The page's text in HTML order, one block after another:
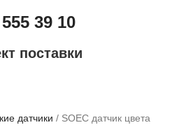
39 10
поставки
датчики / SOEC датчик цвета